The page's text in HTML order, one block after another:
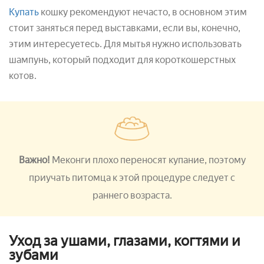
Купать кошку рекомендуют нечасто, в основном этим
стоит заняться перед выставками, если вы, конечно,
этим интересуетесь. Для мытья нужно использовать
шампунь, который подходит для короткошерстных
котов.
Важно! Меконги плохо переносят купание, поэтому
приучать питомца к этой процедуре следует с
раннего возраста.
Уход за ушами, глазами, когтями и
зубами